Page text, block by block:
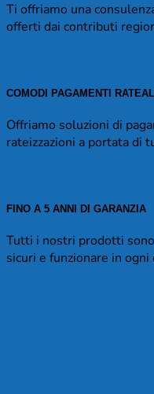
Ti offriamo una
offerti dai contributi
COMODI PAGAMENTI RATEALI
Offriamo soluzioni di
rateizzazioni a portata di
FINO A 5 ANNI DI GARANZIA
Tutti i nostri prodotti
sicuri e funzionare in ogni